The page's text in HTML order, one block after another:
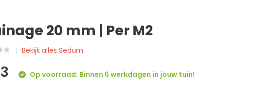
20 mm | Per M2
Bekijk alles Sedum
Op voorraad: Binnen 6 werkdagen in jouw tuin!